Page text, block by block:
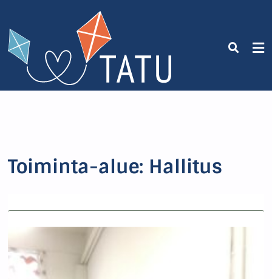
Toiminta-alue: Hallitus